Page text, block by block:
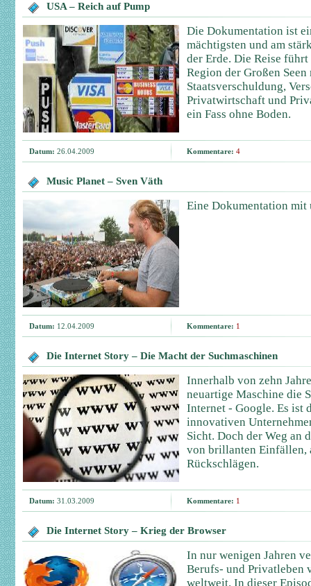
USA – Reich auf Pump
Die Dokumentation ist
mächtigsten und am
der Erde. Die Reise
Region der Großen Seen
Staatsverschuldung,
Privatwirtschaft und
ein Fass ohne Boden.
Datum: 26.04.2009 Kommentare: 4
Music Planet – Sven Väth
Eine Dokumentation mit
Datum: 12.04.2009 Kommentare: 1
Die Internet Story – Die Macht der Suchmaschinen
Innerhalb von zehn
neuartige Maschine die
Internet - Google. Es ist
innovativen
Sicht. Doch der Weg an
von brillanten Einfällen,
Rückschlägen.
Datum: 31.03.2009 Kommentare: 1
Die Internet Story – Krieg der Browser
In nur wenigen Jahren
Berufs- und Privatleben
weltweit. In dieser